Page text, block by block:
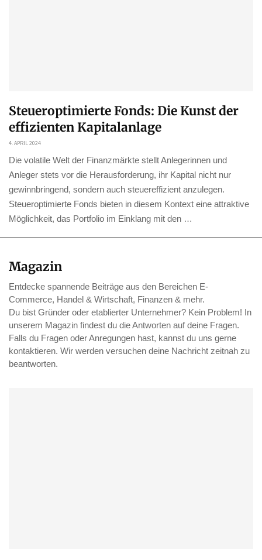
Steueroptimierte Fonds: Die Kunst der
effizienten Kapitalanlage
4. APRIL 2024
Die volatile Welt der Finanzmärkte stellt Anlegerinnen und
Anleger stets vor die Herausforderung, ihr Kapital nicht nur
gewinnbringend, sondern auch steuereffizient anzulegen.
Steueroptimierte Fonds bieten in diesem Kontext eine attraktive
Möglichkeit, das Portfolio im Einklang mit den …
Magazin
Entdecke spannende Beiträge aus den Bereichen E-
Commerce, Handel & Wirtschaft, Finanzen & mehr.
Du bist Gründer oder etablierter Unternehmer? Kein Problem! In
unserem Magazin findest du die Antworten auf deine Fragen.
Falls du Fragen oder Anregungen hast, kannst du uns gerne
kontaktieren. Wir werden versuchen deine Nachricht zeitnah zu
beantworten.